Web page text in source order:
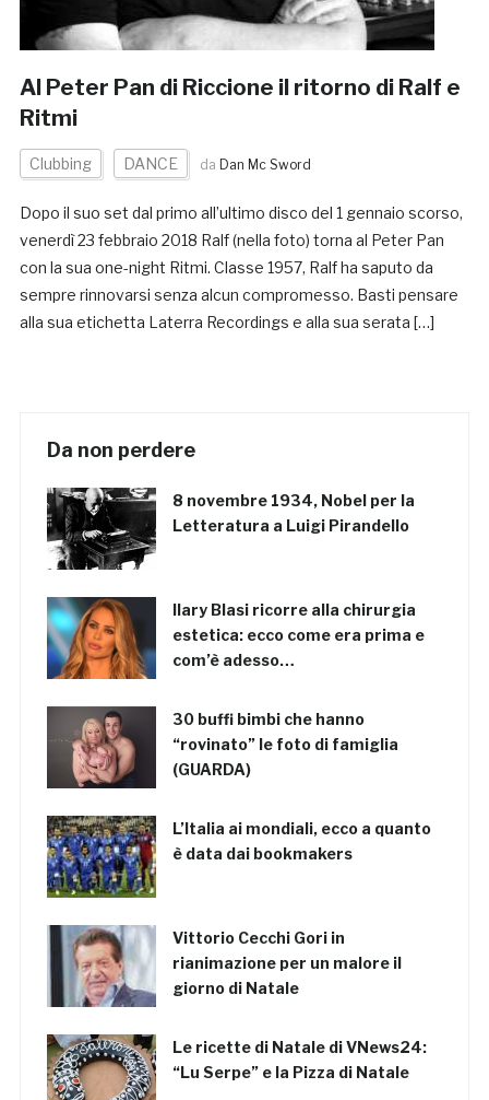
Al Peter Pan di Riccione il ritorno di Ralf e
Ritmi
Clubbing DANCE da Dan Mc Sword
Dopo il suo set dal primo all’ultimo disco del 1 gennaio scorso,
venerdì 23 febbraio 2018 Ralf (nella foto) torna al Peter Pan
con la sua one-night Ritmi. Classe 1957, Ralf ha saputo da
sempre rinnovarsi senza alcun compromesso. Basti pensare
alla sua etichetta Laterra Recordings e alla sua serata […]
Da non perdere
8 novembre 1934, Nobel per la
Letteratura a Luigi Pirandello
Ilary Blasi ricorre alla chirurgia
estetica: ecco come era prima e
com’è adesso…
30 buffi bimbi che hanno
“rovinato” le foto di famiglia
(GUARDA)
L’Italia ai mondiali, ecco a quanto
è data dai bookmakers
Vittorio Cecchi Gori in
rianimazione per un malore il
giorno di Natale
Le ricette di Natale di VNews24:
“Lu Serpe” e la Pizza di Natale